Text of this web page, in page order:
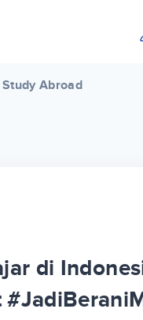
Study Abroad
di